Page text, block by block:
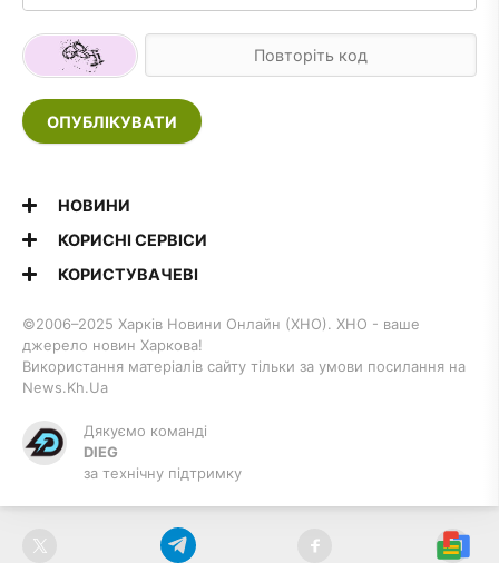
ОПУБЛІКУВАТИ
НОВИНИ
КОРИСНІ СЕРВІСИ
КОРИСТУВАЧЕВІ
©2006–2025 Харків Новини Онлайн (ХНО). ХНО - ваше
джерело новин Харкова!
Використання матеріалів сайту тільки за умови посилання на
News.Kh.Ua
Дякуємо команді
DIEG
за технічну підтримку